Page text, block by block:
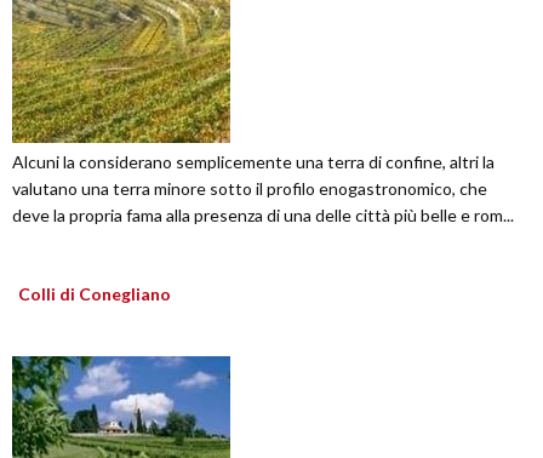
Alcuni la considerano semplicemente una terra di confine, altri la
valutano una terra minore sotto il profilo enogastronomico, che
deve la propria fama alla presenza di una delle città più belle e rom...
Colli di Conegliano